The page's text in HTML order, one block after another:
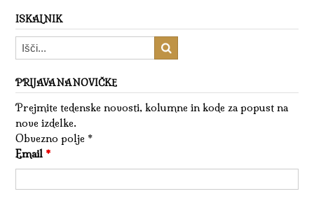
ISKALNIK
PRIJAVA NA NOVIČKE
Prejmite tedenske novosti, kolumne in kode za popust na
nove izdelke.
Obvezno polje *
Email *